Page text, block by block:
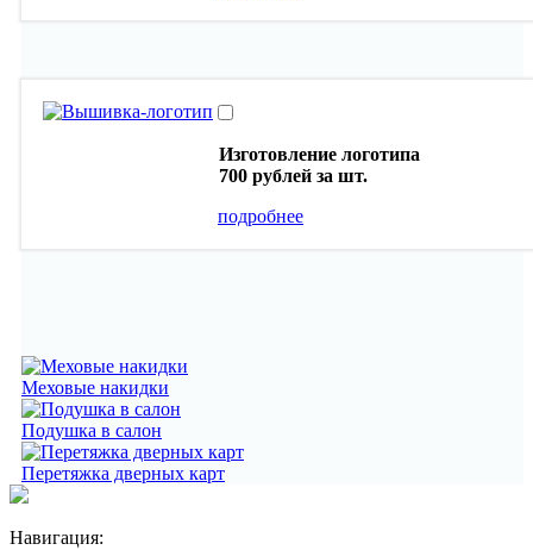
Изготовление логотипа
700 рублей за шт.
подробнее
Меховые накидки
Подушка в салон
Перетяжка дверных карт
Навигация: